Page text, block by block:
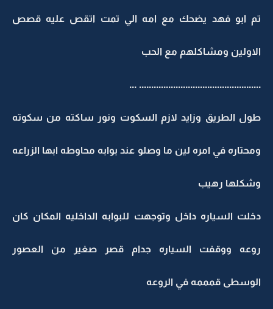
تم ابو فهد يضحك مع امه الي تمت اتقص عليه قصص
الاولين ومشاكلهم مع الحب
.................................................. ...
طول الطريق وزايد لازم السكوت ونور ساكته من سكوته
ومحتاره في امره لين ما وصلو عند بوابه محاوطه ابها الزراعه
وشكلها رهيب
دخلت السياره داخل وتوجهت للبوابه الداخليه المكان كان
روعه ووقفت السياره جدام قصر صغير من العصور
الوسطى قمممه في الروعه